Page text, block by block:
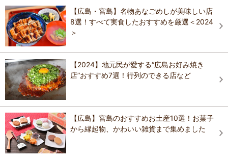
【広島・宮島】名物あなごめしが美味しい店
8選！すべて実食したおすすめを厳選＜2024
＞
【2024】地元民が愛する“広島お好み焼き
店”おすすめ7選！行列のできる店など
【広島】宮島のおすすめお土産10選！お菓子
から縁起物、かわいい雑貨まで集めました